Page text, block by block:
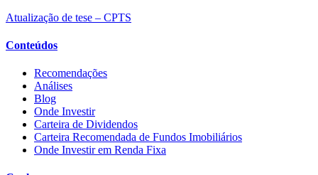
Atualização de tese – CPTS
Conteúdos
Recomendações
Análises
Blog
Onde Investir
Carteira de Dividendos
Carteira Recomendada de Fundos Imobiliários
Onde Investir em Renda Fixa